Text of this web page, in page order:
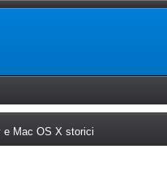
e Mac OS X storici